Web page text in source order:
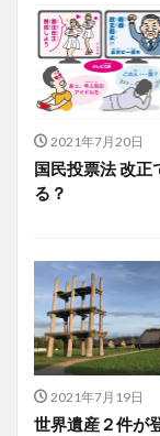
2021年7月20日
国民投票法 改正
る？
2021年7月19日
世界遺産２件が